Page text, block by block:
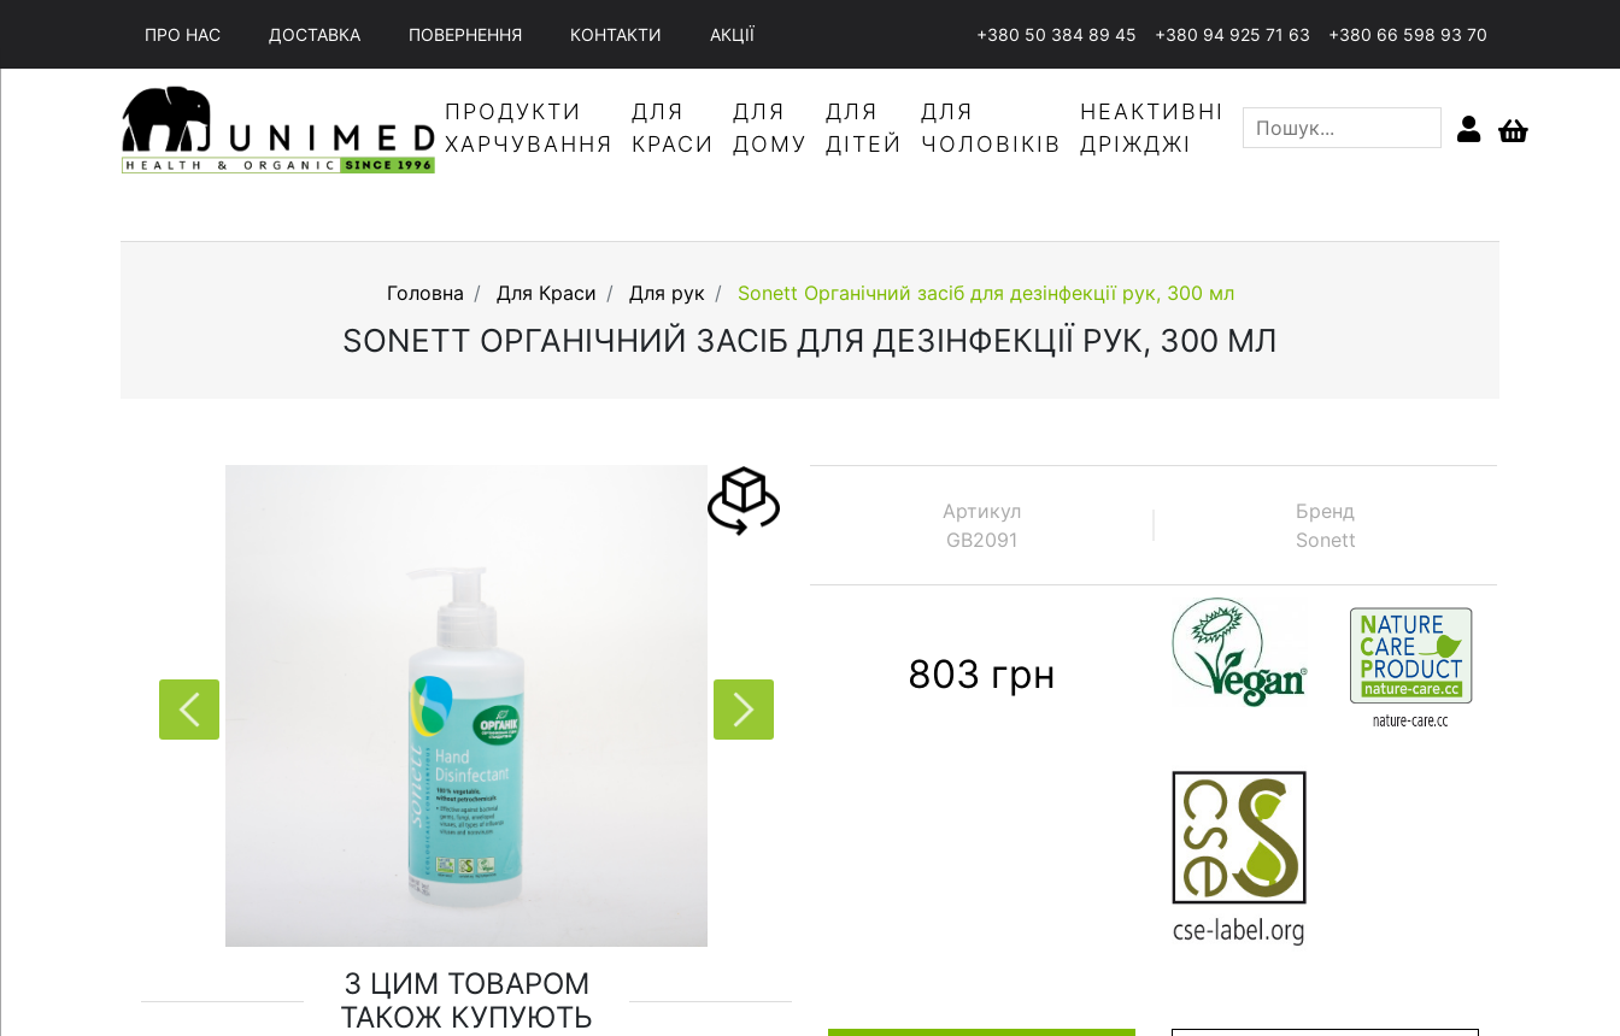
ПРО НАС ДОСТАВКА ПОВЕРНЕННЯ КОНТАКТИ АКЦІЇ +380 50 384 89 45 +380 94 925 71 63 +380 66 598 93 70
ПРОДУКТИ
ХАРЧУВАННЯ
ДЛЯ
КРАСИ
ДЛЯ
ДОМУ
ДЛЯ
ДІТЕЙ
ДЛЯ
ЧОЛОВІКІВ
НЕАКТИВНІ
ДРІЖДЖІ
Головна Для Краси Для рук Sonett Органічний засіб для дезінфекції рук, 300 мл
SONETT ОРГАНІЧНИЙ ЗАСІБ ДЛЯ ДЕЗІНФЕКЦІЇ РУК, 300 МЛ
З ЦИМ ТОВАРОМ
ТАКОЖ КУПУЮТЬ
Артикул
GB2091
Бренд
Sonett
803 грн